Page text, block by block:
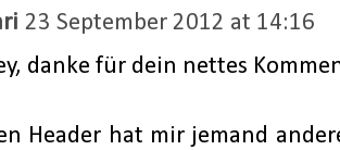
23 September 2012 at 14:16
danke für dein nettes
Header hat mir jemand